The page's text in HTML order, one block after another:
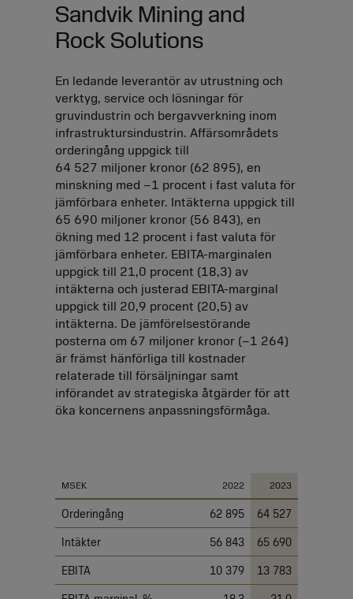
Sandvik Mining and
Rock Solutions
En ledande leverantör av utrustning och
verktyg, service och lösningar för
gruvindustrin och bergavverkning inom
infrastruktursindustrin. Affärsområdets
orderingång uppgick till
64 527 miljoner kronor (62 895), en
minskning med –1 procent i fast valuta för
jämförbara enheter. Intäkterna uppgick till
65 690 miljoner kronor (56 843), en
ökning med 12 procent i fast valuta för
jämförbara enheter. EBITA-marginalen
uppgick till 21,0 procent (18,3) av
intäkterna och justerad EBITA-marginal
uppgick till 20,9 procent (20,5) av
intäkterna. De jämförelsestörande
posterna om 67 miljoner kronor (–1 264)
är främst hänförliga till kostnader
relaterade till försäljningar samt
införandet av strategiska åtgärder för att
öka koncernens anpassningsförmåga.
MSEK 2022 2023
Orderingång 62 895 64 527
Intäkter 56 843 65 690
EBITA 10 379 13 783